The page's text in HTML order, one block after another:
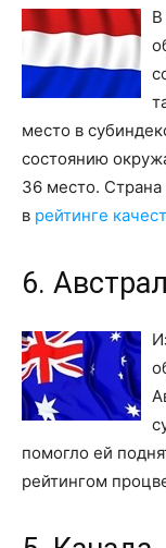
В
место в
состоянию
36 место.
в рейтинге
6.
помогло ей
рейтингом